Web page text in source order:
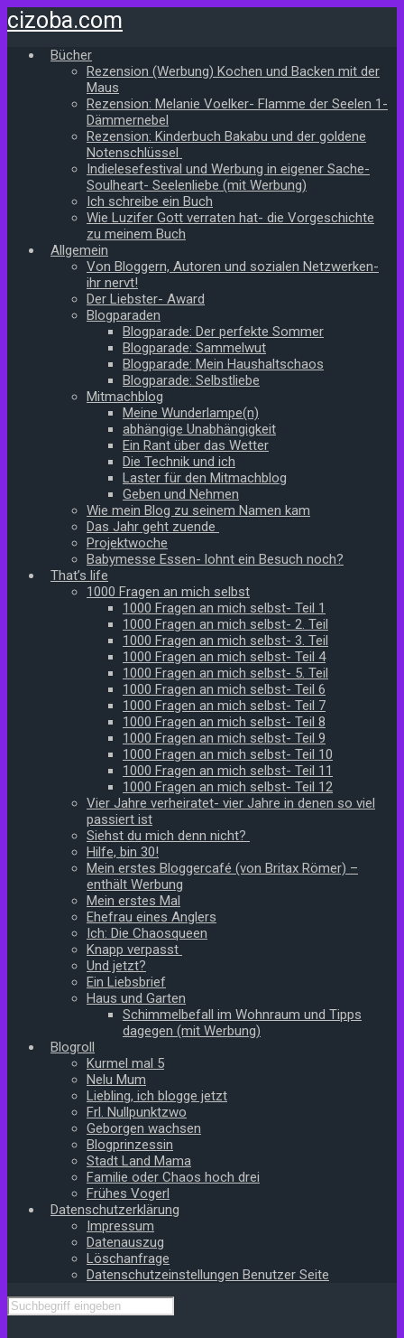
Zum
Hauptinhalt
springen
cizoba.com
Bücher
Rezension (Werbung) Kochen und Backen mit der
Maus
Rezension: Melanie Voelker- Flamme der Seelen 1-
Dämmernebel
Rezension: Kinderbuch Bakabu und der goldene
Notenschlüssel
Indielesefestival und Werbung in eigener Sache-
Soulheart- Seelenliebe (mit Werbung)
Ich schreibe ein Buch
Wie Luzifer Gott verraten hat- die Vorgeschichte
zu meinem Buch
Allgemein
Von Bloggern, Autoren und sozialen Netzwerken-
ihr nervt!
Der Liebster- Award
Blogparaden
Blogparade: Der perfekte Sommer
Blogparade: Sammelwut
Blogparade: Mein Haushaltschaos
Blogparade: Selbstliebe
Mitmachblog
Meine Wunderlampe(n)
abhängige Unabhängigkeit
Ein Rant über das Wetter
Die Technik und ich
Laster für den Mitmachblog
Geben und Nehmen
Wie mein Blog zu seinem Namen kam
Das Jahr geht zuende
Projektwoche
Babymesse Essen- lohnt ein Besuch noch?
That’s life
1000 Fragen an mich selbst
1000 Fragen an mich selbst- Teil 1
1000 Fragen an mich selbst- 2. Teil
1000 Fragen an mich selbst- 3. Teil
1000 Fragen an mich selbst- Teil 4
1000 Fragen an mich selbst- 5. Teil
1000 Fragen an mich selbst- Teil 6
1000 Fragen an mich selbst- Teil 7
1000 Fragen an mich selbst- Teil 8
1000 Fragen an mich selbst- Teil 9
1000 Fragen an mich selbst- Teil 10
1000 Fragen an mich selbst- Teil 11
1000 Fragen an mich selbst- Teil 12
Vier Jahre verheiratet- vier Jahre in denen so viel
passiert ist
Siehst du mich denn nicht?
Hilfe, bin 30!
Mein erstes Bloggercafé (von Britax Römer) –
enthält Werbung
Mein erstes Mal
Ehefrau eines Anglers
Ich: Die Chaosqueen
Knapp verpasst
Und jetzt?
Ein Liebsbrief
Haus und Garten
Schimmelbefall im Wohnraum und Tipps
dagegen (mit Werbung)
Blogroll
Kurmel mal 5
Nelu Mum
Liebling, ich blogge jetzt
Frl. Nullpunktzwo
Geborgen wachsen
Blogprinzessin
Stadt Land Mama
Familie oder Chaos hoch drei
Frühes Vogerl
Datenschutzerklärung
Impressum
Datenauszug
Löschanfrage
Datenschutzeinstellungen Benutzer Seite